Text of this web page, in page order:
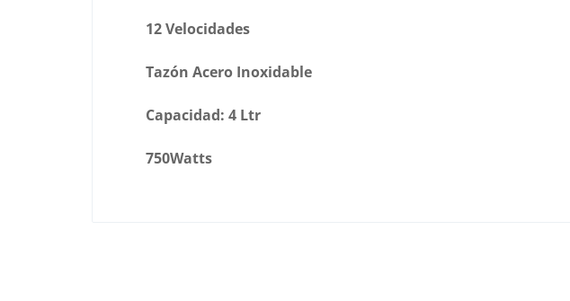
12 Velocidades
Tazón Acero Inoxidable
Capacidad: 4 Ltr
750Watts